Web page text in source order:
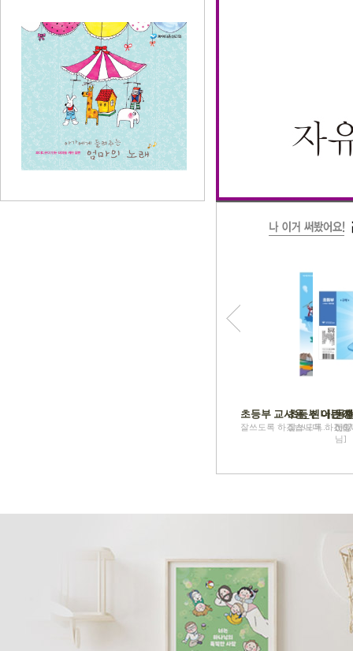
초등부 교사용_신나는
잘쓰도록 하겠습니다.....
초등부 어린
잘쓰도록 하겠
동
신
님]